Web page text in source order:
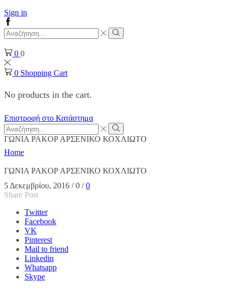
Sign in
Facebook
Search
input
Search
0 0
0 Shopping Cart
No products in the cart.
Επιστροφή στο Κατάστημα
Search
input
Search
Home
ΓΩΝΙΑ PAKOP ΑΡΣΕΝΙΚΟ ΚΟΧΛΙΩΤΟ
ΓΩΝΙΑ PAKOP ΑΡΣΕΝΙΚΟ ΚΟΧΛΙΩΤΟ
5 Δεκεμβρίου, 2016 / 0 / 0
Share Post
Twitter
Facebook
VK
Pinterest
Mail to friend
Linkedin
Whatsapp
Skype